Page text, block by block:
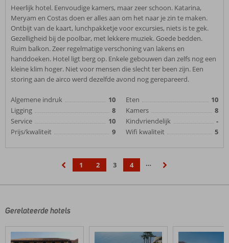
Heerlijk hotel. Eenvoudige kamers, maar zeer schoon. Katarina,
Meryam en Costas doen er alles aan om het naar je zin te maken.
Ontbijt van de kaart, lunchpakketje voor excursies, niets is te gek.
Gezelligheid bij de poolbar, met lekkere muziek. Goede bedden.
Ruim balkon. Zeer regelmatige verschoning van lakens en
handdoeken. Hotel ligt berg op. Enkele gebouwen dan zelfs nog een
kleine klim hoger. Niet voor mensen die slecht ter been zijn. Een
storing aan de airco werd dezelfde avond nog gerepareerd.
Algemene indruk
10
Ligging
8
Service
10
Prijs/kwaliteit
9
Eten
10
Kamers
8
Kindvriendelijk
-
Wifi kwaliteit
5
1 2 3 4
…
Gerelateerde hotels